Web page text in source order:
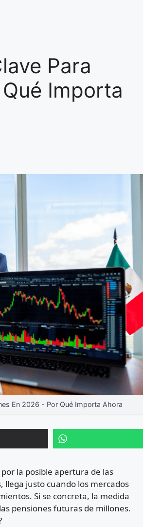
Para
Importa
En 2026 - Por Qué Importa Ahora
la posible apertura de las
llega justo cuando los mercados
Si se concreta, la medida
pensiones futuras de millones.